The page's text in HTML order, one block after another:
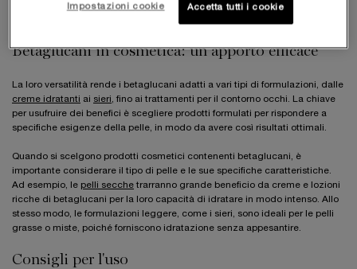
Proprietà lenitive:leniscono la pelle rendendoli adatti anche alle pelli
Betaglucani in cosmetica: un apporto efficace
La loro versatilità rende i betaglucani adatti a vari tipi di formulazioni, dalle
creme idratanti ai sieri , fino ai trattamenti per il contorno occhi. La chiave
per usufruire dei benefici è scegliere prodotti formulati per rispondere a
specifiche esigenze della pelle, in modo da avere così risultati ottimali.
Quando si scelgono prodotti cosmetici contenenti betaglucani, è
importante considerare il tipo di pelle e le sue specifiche caratteristiche.
Ad esempio, le pelli secche trarranno grande beneficio da creme e lozioni
ricche di betaglucani per la loro capacità di idratare in modo intenso. Allo
stesso modo, le formulazioni leggere, come i sieri, sono ideali per le pelli
grasse o miste, poiché forniscono idratazione senza appesantire.
Consigli per l'uso
Impostazioni cookie Accetta tutti i cookie